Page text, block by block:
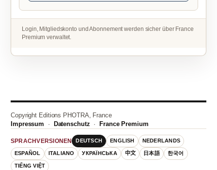
Login, Mitgliedskonto und Abonnement werden sicher über France
Premium verwaltet.
Copyright Editions PHOTRA, France
Impressum · Datenschutz ·France Premium
SPRACHVERSIONEN DEUTSCH ENGLISH NEDERLANDS
ESPAÑOL ITALIANO УКРАЇНСЬКА 中文 日本語 한국어
TIẾNG VIỆT